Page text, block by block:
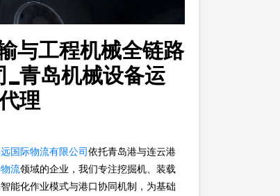
与工程机械全链路
青岛机械设备运
理
国际物流有限公司依托青岛港与连云港
流领域的企业，我们专注挖掘机、装载
能化作业模式与港口协同机制，为基础